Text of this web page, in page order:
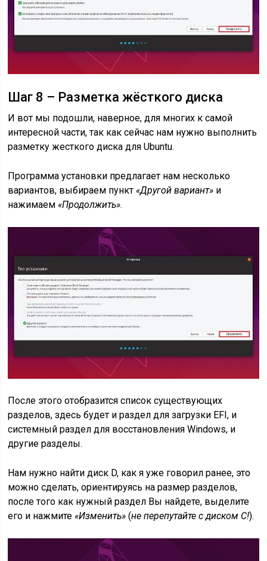
Шаг 8 – Разметка жёсткого диска
И вот мы подошли, наверное, для многих к самой
интересной части, так как сейчас нам нужно выполнить
разметку жесткого диска для Ubuntu.
Программа установки предлагает нам несколько
вариантов, выбираем пункт«Другой вариант» и
нажимаем«Продолжить».
После этого отобразится список существующих
разделов, здесь будет и раздел для загрузки EFI, и
системный раздел для восстановления Windows, и
другие разделы.
Нам нужно найти диск D, как я уже говорил ранее, это
можно сделать, ориентируясь на размер разделов,
после того как нужный раздел Вы найдете, выделите
его и нажмите«Изменить» (не перепутайте с диском C!).